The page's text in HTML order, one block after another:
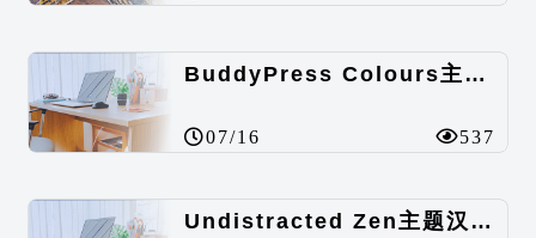
BuddyPress Colours主题汉化包
07/16 537
Undistracted Zen主题汉化包